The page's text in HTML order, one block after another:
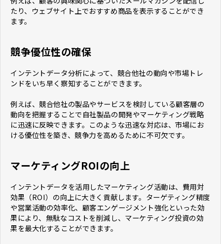
たり、ウェブサイト上でおすすめ商品を表示することができ
ます。
競争優位性の確保
インテントデータ分析によって、競合他社の動向や市場トレ
ンドをいち早く察知することができます。
例えば、競合他社の製品やサービスを検討している顧客層の
動向を把握することで自社製品の開発やマーケティング戦略
に迅速に反映できます。このような迅速な対応は、市場にお
ける優位性を築き、競争力を高めるために不可欠です。
マーケティングROIの向上
インテントデータを活用したマーケティング活動は、費用対
効果（ROI）の向上に大きく貢献します。ターゲティング精度
や営業活動の効率化、顧客エンゲージメント強化といった効
果により、無駄なコストを削減し、マーケティング投資の効
果を最大化することができます。